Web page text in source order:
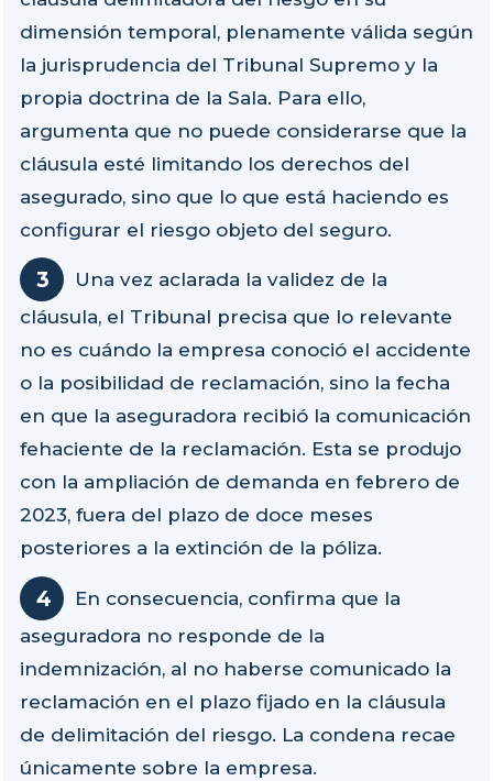
dimensión temporal, plenamente válida según
la jurisprudencia del Tribunal Supremo y la
propia doctrina de la Sala. Para ello,
argumenta que no puede considerarse que la
cláusula esté limitando los derechos del
asegurado, sino que lo que está haciendo es
configurar el riesgo objeto del seguro.
Una vez aclarada la validez de la
cláusula, el Tribunal precisa que lo relevante
no es cuándo la empresa conoció el accidente
o la posibilidad de reclamación, sino la fecha
en que la aseguradora recibió la comunicación
fehaciente de la reclamación. Esta se produjo
con la ampliación de demanda en febrero de
2023, fuera del plazo de doce meses
posteriores a la extinción de la póliza.
En consecuencia, confirma que la
aseguradora no responde de la
indemnización, al no haberse comunicado la
reclamación en el plazo fijado en la cláusula
de delimitación del riesgo. La condena recae
únicamente sobre la empresa.